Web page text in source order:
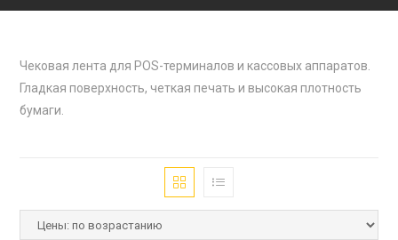
Чековая лента для POS-терминалов и кассовых аппаратов.
Гладкая поверхность, четкая печать и высокая плотность
бумаги.